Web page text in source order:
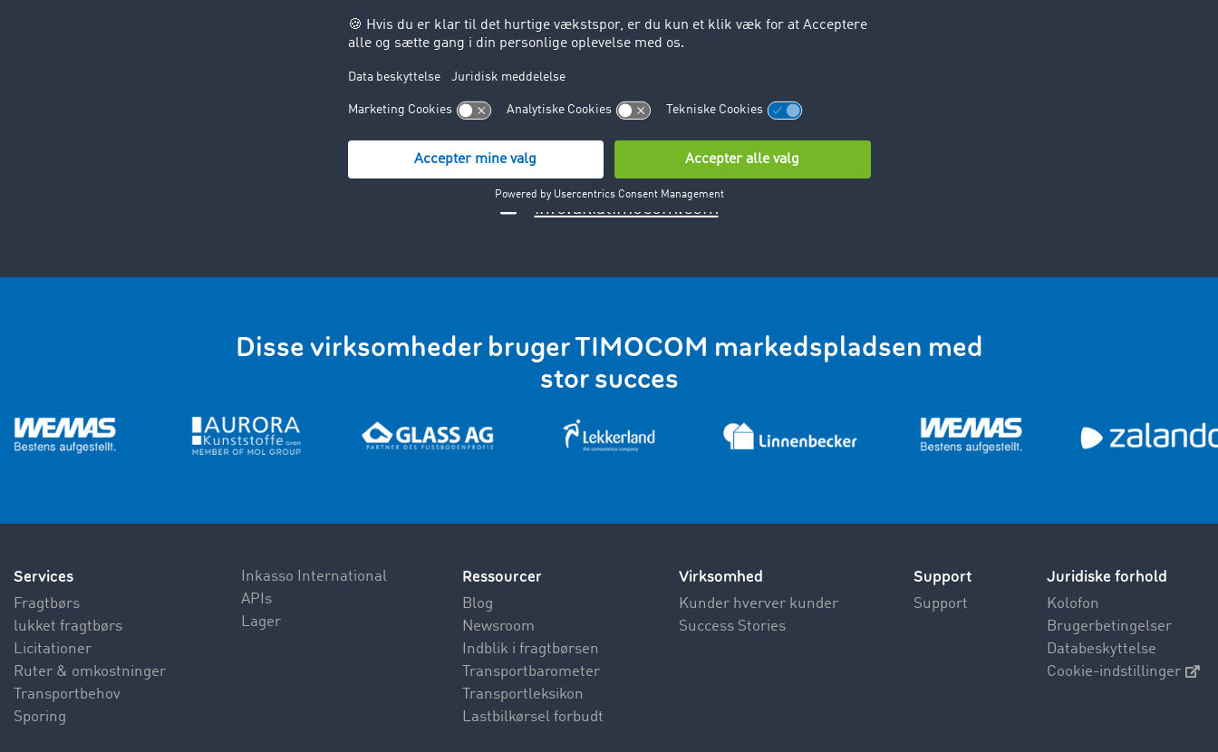
salgsteam i dag, som sidder klar til at rådgive dig.
Registrer dig nu
Har du spørgsmål? Vi hjælper dig gerne videre:
+49 211 88 26 88 26
info.dk@timocom.com
Disse virksomheder bruger TIMOCOM markedspladsen med
stor succes
Services
Fragtbørs
lukket fragtbørs
Licitationer
Ruter & omkostninger
Transportbehov
Sporing
Inkasso International
APIs
Lager
Ressourcer
Blog
Newsroom
Indblik i fragtbørsen
Transportbarometer
Transportleksikon
Lastbilkørsel forbudt
Virksomhed
Kunder hverver kunder
Success Stories
Support
Support
Juridiske forhold
Kolofon
Brugerbetingelser
Databeskyttelse
Cookie-indstillinger